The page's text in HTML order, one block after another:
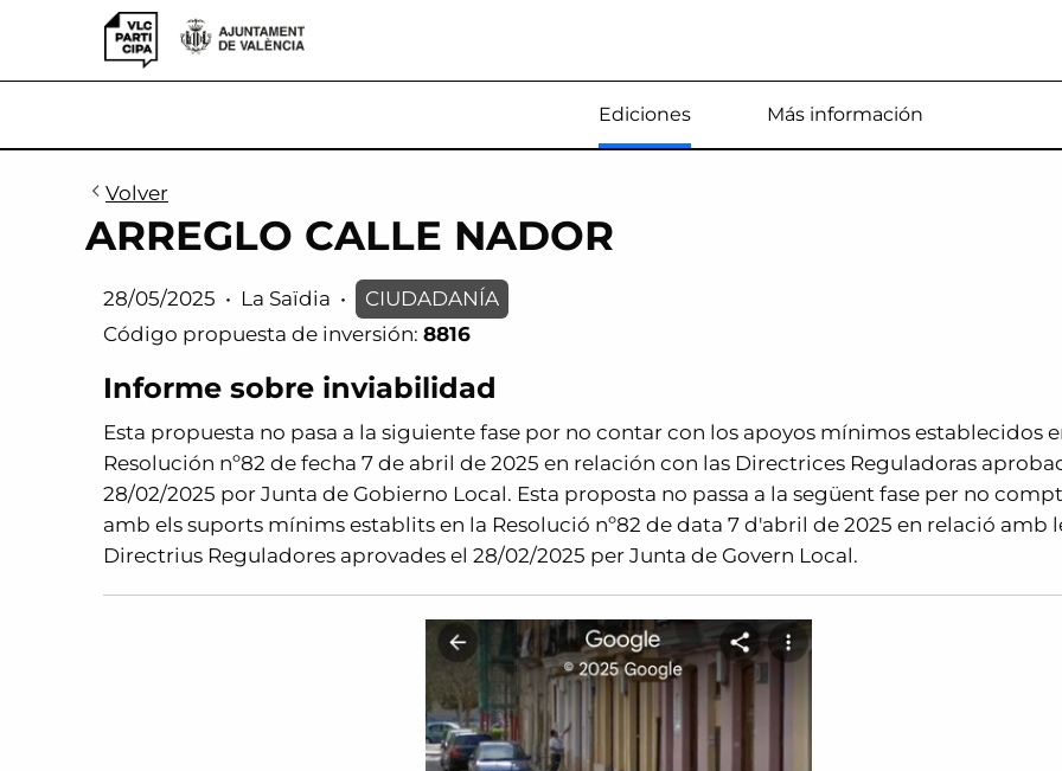
VLCParticipa
Ediciones Más información
Volver
ARREGLO CALLE NADOR
28/05/2025 • La Saïdia •
CIUDADANÍA
Código propuesta de inversión: 8816
Informe sobre inviabilidad
Esta propuesta no pasa a la siguiente fase por no contar con los apoyos mínimos establecidos
Resolución nº82 de fecha 7 de abril de 2025 en relación con las Directrices Reguladoras
28/02/2025 por Junta de Gobierno Local. Esta proposta no passa a la següent fase per no
amb els suports mínims establits en la Resolució nº82 de data 7 d'abril de 2025 en relació amb
Directrius Reguladores aprovades el 28/02/2025 per Junta de Govern Local.